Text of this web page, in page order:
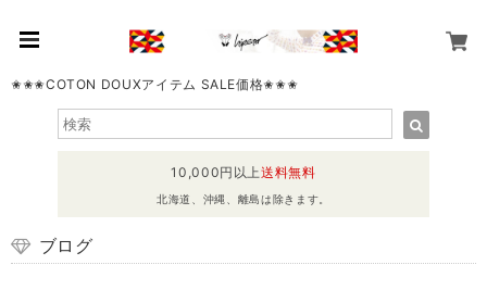
✬✬✬COTON DOUXアイテム SALE価格✬✬✬
10,000円以上送料無料
北海道、沖縄、離島は除きます。
ブログ